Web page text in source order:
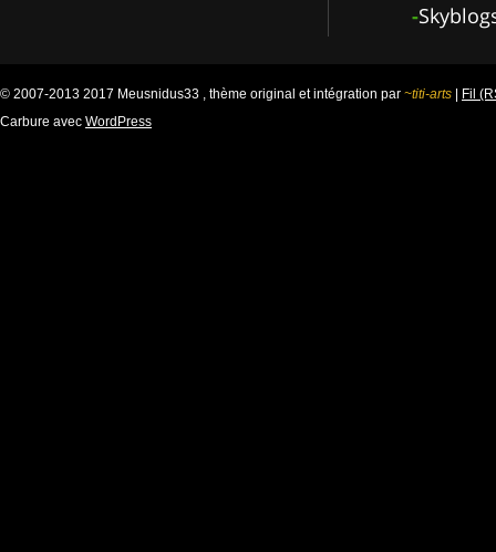
-
© 2007-2013 2017 Meusnidus33 , thème original et intégration par ~titi-arts | Fil
Carbure avec WordPress